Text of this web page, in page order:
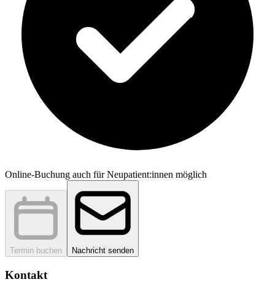
Online-Buchung auch für Neupatient:innen möglich
Termin buchen Nachricht senden
Kontakt